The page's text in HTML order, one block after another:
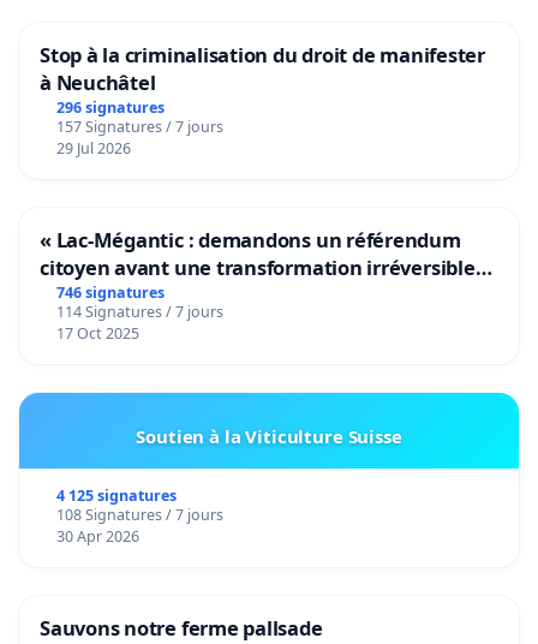
Stop à la criminalisation du droit de manifester
à Neuchâtel
296 signatures
157 Signatures / 7 jours
29 Jul 2026
« Lac-Mégantic : demandons un référendum
citoyen avant une transformation irréversible
de notre territoire »
746 signatures
114 Signatures / 7 jours
17 Oct 2025
Soutien à la Viticulture Suisse
4 125 signatures
108 Signatures / 7 jours
30 Apr 2026
Sauvons notre ferme pallsade